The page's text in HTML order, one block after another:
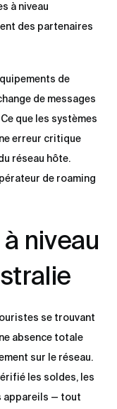
à niveau
des partenaires
de
de messages
que les systèmes
erreur critique
réseau hôte.
de roaming
niveau
se trouvant
absence totale
sur le réseau.
les soldes, les
appareils — tout